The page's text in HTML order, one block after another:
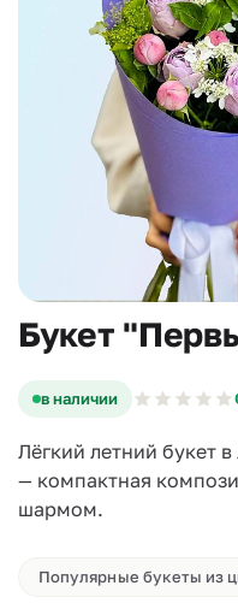
Букет
в наличии
Лёгкий летний букет
— компактная
шармом.
Популярные букеты из